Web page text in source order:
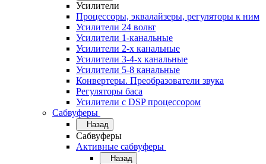
Усилители
Процессоры, эквалайзеры, регуляторы к ним
Усилители 24 вольт
Усилители 1-канальные
Усилители 2-х канальные
Усилители 3-4-х канальные
Усилители 5-8 канальные
Конвертеры. Преобразователи звука
Регуляторы баса
Усилители с DSP процессором
Сабвуферы
Назад
Сабвуферы
Активные сабвуферы
Назад